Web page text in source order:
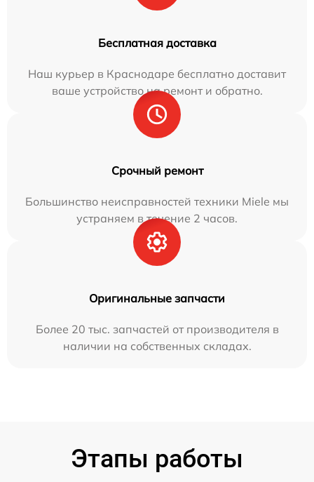
Бесплатная доставка
Наш курьер в Краснодаре бесплатно доставит
ваше устройство на ремонт и обратно.
Срочный ремонт
Большинство неисправностей техники Miele мы
устраняем в течение 2 часов.
Оригинальные запчасти
Более 20 тыс. запчастей от производителя в
наличии на собственных складах.
Этапы работы